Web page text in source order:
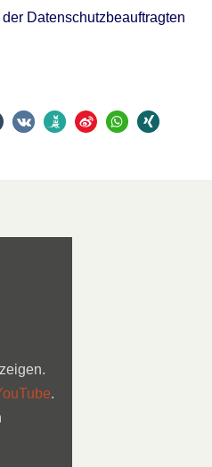
Datenschutzbeauftragten
.